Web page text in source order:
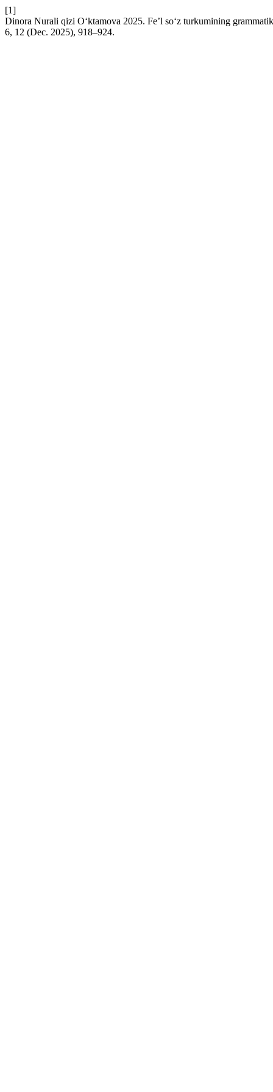
[1]
Dinora Nurali qizi O‘ktamova 2025. Fe’l so‘z turkumining
6, 12 (Dec. 2025), 918–924.